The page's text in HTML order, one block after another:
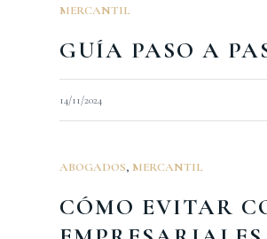
MERCANTIL
GUÍA PASO A
14/11/2024
ABOGADOS, MERCANTIL
CÓMO EVITAR